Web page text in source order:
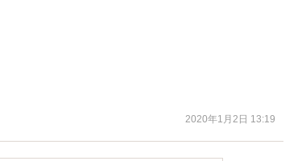
2020年1月2日 13:19